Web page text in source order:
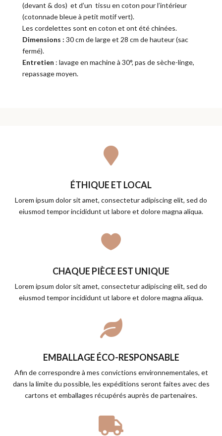
(devant & dos) et d’un tissu en coton pour l’intérieur
(cotonnade bleue à petit motif vert).
Les cordelettes sont en coton et ont été chinées.
Dimensions : 30 cm de large et 28 cm de hauteur (sac
fermé).
Entretien : lavage en machine à 30°, pas de sèche-linge,
repassage moyen.

ÉTHIQUE ET LOCAL
Lorem ipsum dolor sit amet, consectetur adipiscing elit, sed do
eiusmod tempor incididunt ut labore et dolore magna aliqua.

CHAQUE PIÈCE EST UNIQUE
Lorem ipsum dolor sit amet, consectetur adipiscing elit, sed do
eiusmod tempor incididunt ut labore et dolore magna aliqua.

EMBALLAGE ÉCO-RESPONSABLE
Afin de correspondre à mes convictions environnementales, et
dans la limite du possible, les expéditions seront faites avec des
cartons et emballages récupérés auprès de partenaires.
